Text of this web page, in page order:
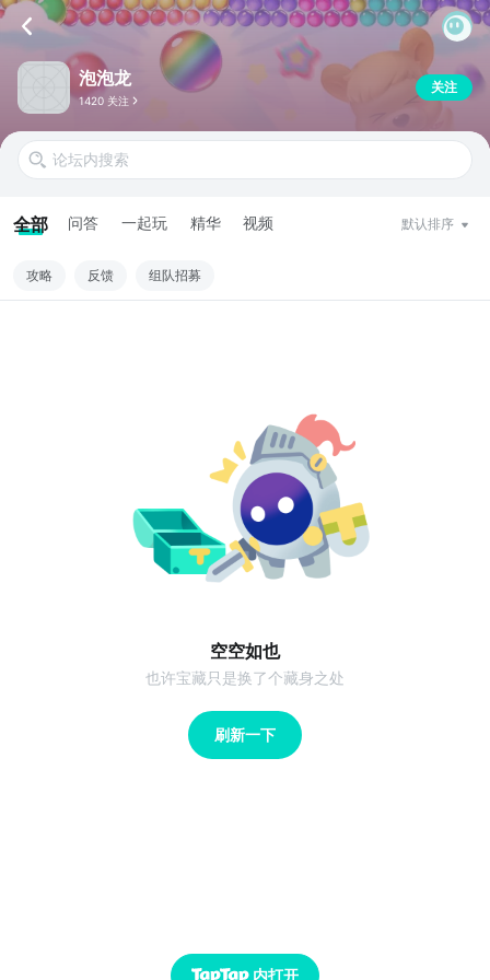
泡泡龙
1420 关注
关注
全部 问答 一起玩 精华 视频 默认排序
攻略 反馈 组队招募
空空如也
也许宝藏只是换了个藏身之处
刷新一下
内打开